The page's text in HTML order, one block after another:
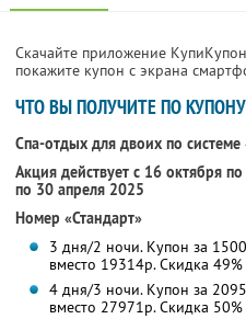
Скачайте приложение
покажите купон с экрана
ЧТО ВЫ ПОЛУЧИТЕ ПО КУПОНУ
Спа-отдых для двоих по системе
Акция действует с 16 октября
по 30 апреля 2025
Номер «Стандарт»
3 дня/2 ночи. Купон за
вместо 19314р. Скидка 49%
4 дня/3 ночи. Купон за
вместо 27971р. Скидка 50%